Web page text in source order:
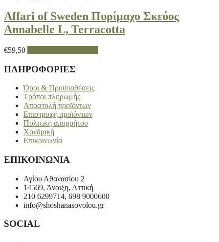
Affari of Sweden Πυρίμαχο Σκεύος
Annabelle L, Terracotta
€59,50
ΠΛΗΡΟΦΟΡΙΕΣ
Όροι & Προϋποθέσεις
Τρόποι πληρωμής
Αποστολή προϊόντων
Επιστροφή προϊόντων
Πολιτική απορρήτου
Χονδρική
Επικοινωνία
ΕΠΙΚΟΙΝΩΝΙΑ
Αγίου Αθανασίου 2
14569, Άνοιξη, Αττική
210 6299714, 698 9000600
info@shoshanasovolou.gr
SOCIAL